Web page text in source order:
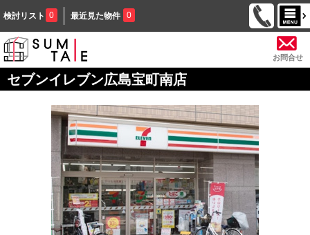
検討リスト 0 最近見た物件 0
お問合せ
セブンイレブン広島宝町南店